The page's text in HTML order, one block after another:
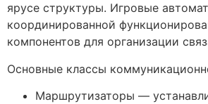
ярусе структуры. Игровые
координированной
компонентов для организации
Основные классы
Маршрутизаторы —